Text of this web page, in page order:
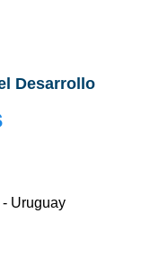
Desarrollo
Uruguay